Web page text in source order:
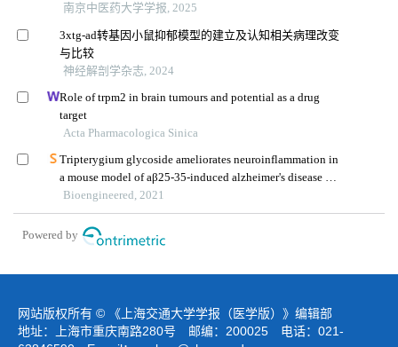
南京中医药大学学报, 2025
3xtg-ad转基因小鼠抑郁模型的建立及认知相关病理改变
与比较
神经解剖学杂志, 2024
Role of trpm2 in brain tumours and potential as a drug
target
Acta Pharmacologica Sinica
Tripterygium glycoside ameliorates neuroinflammation in
a mouse model of aβ25-35-induced alzheimer's disease by
inhibiting the phosphorylation of iκbα and p38
Bioengineered, 2021
Powered by
网站版权所有 © 《上海交通大学学报（医学版）》编辑部
地址：上海市重庆南路280号 邮编：200025 电话：021-